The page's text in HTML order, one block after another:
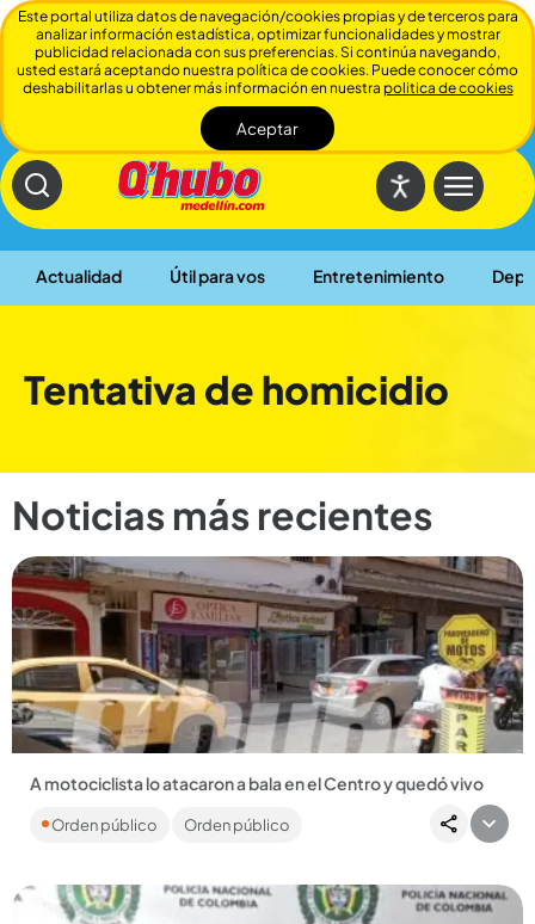
Actualidad Útil para vos Entretenimiento
Cerrar
Tentativa de homicidio
Noticias más recientes
A motociclista lo atacaron a bala en el Centro y quedó vivo
Centro, luego de que un sicario le disparara a un hombre a
Orden público Orden público
Este portal utiliza datos de navegación/cookies propias y de terceros para
analizar información estadística, optimizar funcionalidades y mostrar
publicidad relacionada con sus preferencias. Si continúa navegando,
usted estará aceptando nuestra política de cookies. Puede conocer cómo
deshabilitarlas u obtener más información en nuestra politica de cookies
Aceptar